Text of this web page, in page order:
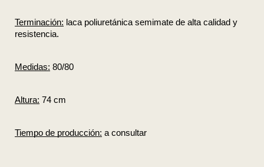
Terminación: laca poliuretánica semimate de alta calidad y
resistencia.
Medidas: 80/80
Altura: 74 cm
Tiempo de producción: a consultar